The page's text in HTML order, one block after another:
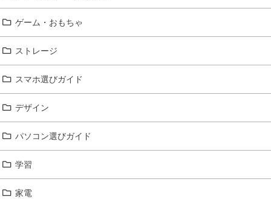
ゲーム・おもちゃ
ストレージ
スマホ選びガイド
デザイン
パソコン選びガイド
学習
家電